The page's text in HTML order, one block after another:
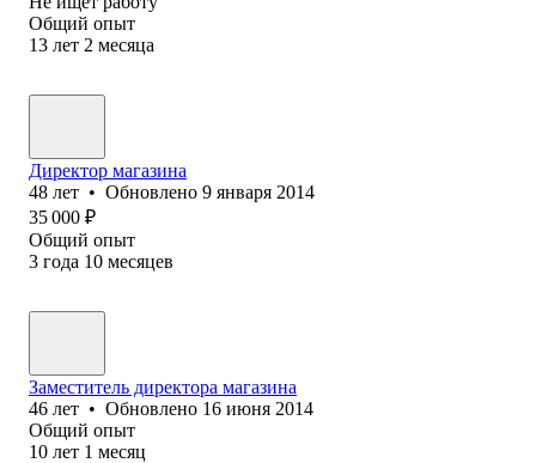
Общий опыт
13 лет 2 месяца
Директор магазина
48 лет • Обновлено 9 января 2014
35 000 ₽
Общий опыт
3 года 10 месяцев
Заместитель директора магазина
46 лет • Обновлено 16 июня 2014
Общий опыт
10 лет 1 месяц